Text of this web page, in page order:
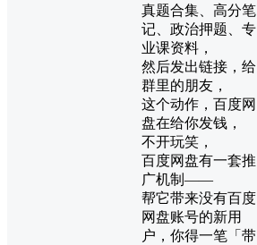
真题合集、高分笔
记、政治押题、专
业课资料，
然后发出链接，给
群里的朋友，
这个动作，百度网
盘在给你发钱，
不开玩笑，
百度网盘有一套推
广机制——
帮它带来没有百度
网盘账号的新用
户，你得一笔「带